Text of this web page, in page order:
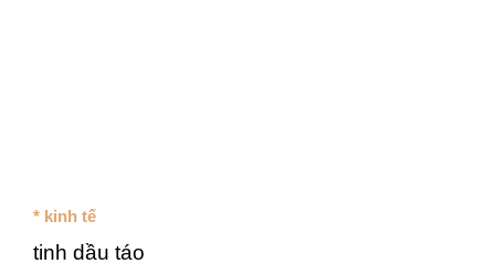
* kinh tế
tinh dầu táo